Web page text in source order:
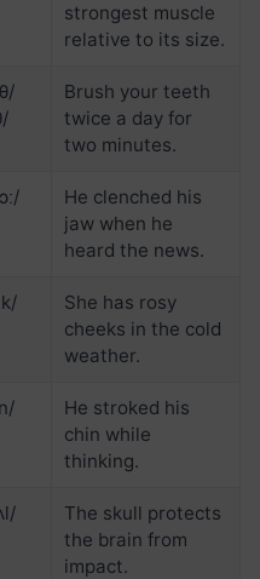
strongest muscle
relative to its size.
Brush your teeth
twice a day for
two minutes.
He clenched his
jaw when he
heard the news.
She has rosy
cheeks in the cold
weather.
He stroked his
chin while
thinking.
The skull protects
the brain from
impact.